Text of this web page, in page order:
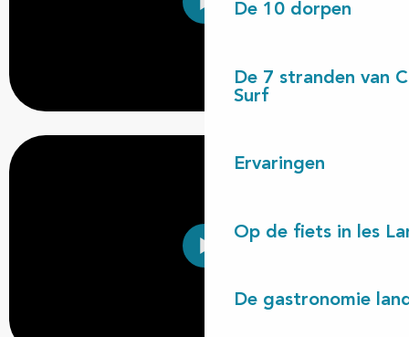
De 10 dorpen
De 7 stranden van
Surf
Ervaringen
Op de fiets in les
De gastronomie